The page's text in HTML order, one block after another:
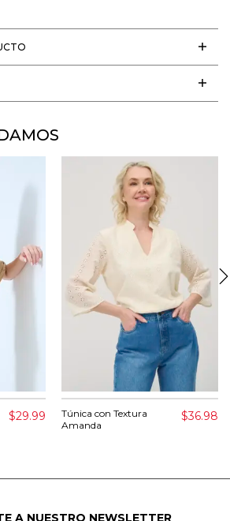
$29.99
Túnica con Textura
Amanda
$36.98
A NUESTRO NEWSLETTER